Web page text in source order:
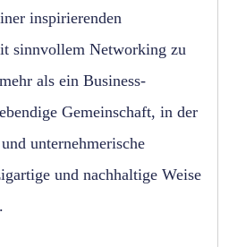
inspirierenden
sinnvollem Networking zu
als ein Business-
Gemeinschaft, in der
unternehmerische
und nachhaltige Weise